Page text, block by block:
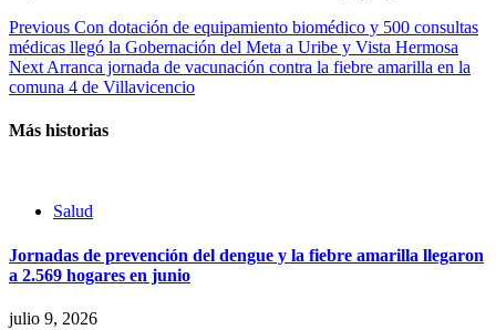
Continue
Reading
Previous Con dotación de equipamiento biomédico y 500 consultas
médicas llegó la Gobernación del Meta a Uribe y Vista Hermosa
Next Arranca jornada de vacunación contra la fiebre amarilla en la
comuna 4 de Villavicencio
Más historias
Salud
Jornadas de prevención del dengue y la fiebre amarilla llegaron
a 2.569 hogares en junio
julio 9, 2026